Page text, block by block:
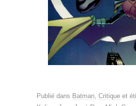
Publié dans Batman, Critique et